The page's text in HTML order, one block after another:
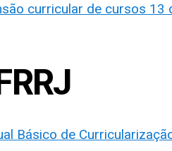
curricular de cursos 13
Básico de